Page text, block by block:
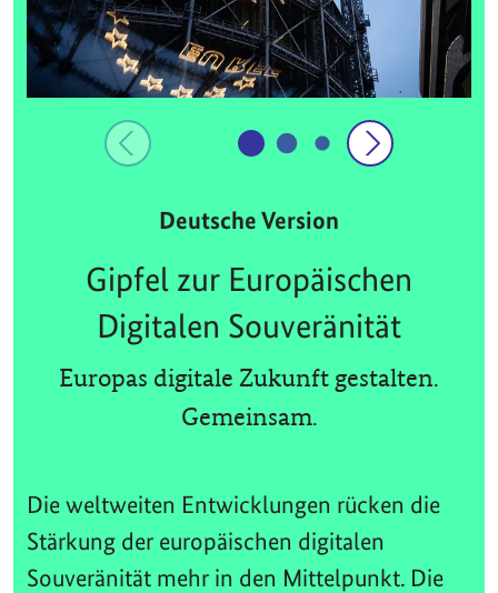
Deutsche Version
Gipfel zur Europäischen
Digitalen Souveränität
Europas digitale Zukunft gestalten.
Gemeinsam.
Die weltweiten Entwicklungen rücken die
Stärkung der europäischen digitalen
Souveränität mehr in den Mittelpunkt. Die